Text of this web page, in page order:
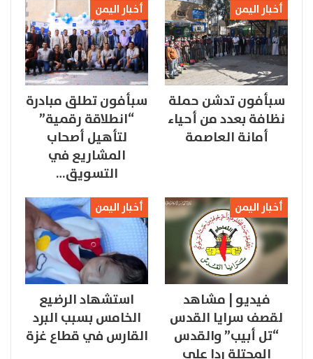
أخبار اليمن
سبأفون تدشن حملة
نظافة بعدد من أحياء
أمانة العاصمة
أخبار اليمن
سبأفون تطلق مبادرة
“انطلاقة رقمية”
لتأهيل أصحاب
المشاريع في
التسويق…
أخبار اليمن
فيديو | مشاهد
لقصف سرايا القدس
“تل أبيب” والقدس
المحتلة ردا على
أخبار اليمن
استشهاد الرضيع
الخامس بسبب البرد
القارس في قطاع غزة